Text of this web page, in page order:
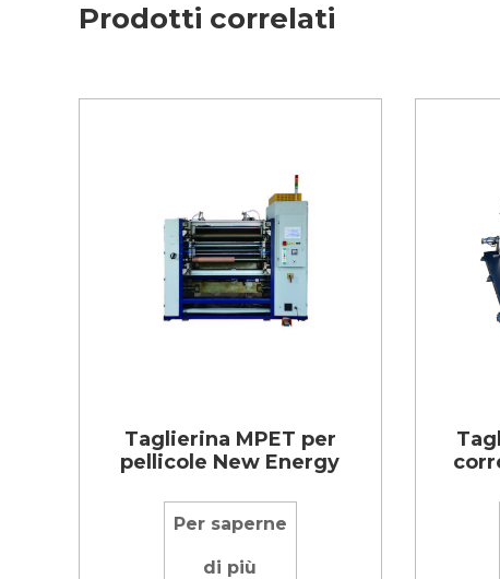
Prodotti correlati
Taglierina MPET per
pellicole New Energy
Per saperne
di più